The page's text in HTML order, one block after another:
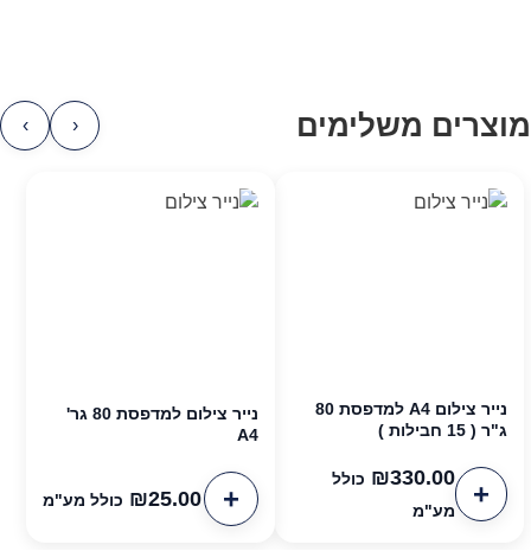
מוצרים משלימים ‹
›
נייר צילום A4 למדפסת 80
ג"ר ( 15 חבילות )
₪330.00
כולל
מע"מ
נייר צילום למדפסת 80 גר'
A4
₪25.00 כולל מע"מ